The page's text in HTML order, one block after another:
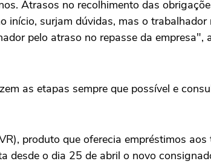
Atrasos no recolhimento das
surjam dúvidas, mas o
pelo atraso no repasse da empresa",
as etapas sempre que possível e
produto que oferecia empréstimos
desde o dia 25 de abril o novo